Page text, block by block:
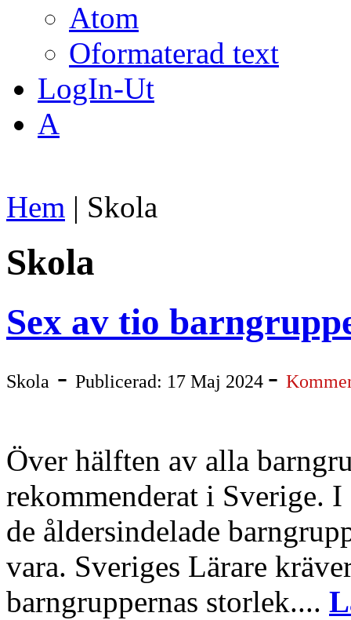
Atom
Oformaterad text
LogIn-Ut
A
Hem | Skola
Skola
Sex av tio
Skola - Publicerad: 17 Maj 2024 -
Över hälften av alla
rekommenderat i Sverige.
de åldersindelade
vara. Sveriges Lärare
barngruppernas storlek....